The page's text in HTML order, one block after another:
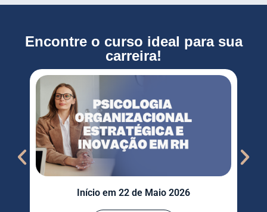
Encontre o curso ideal para sua
carreira!
Início em 22 de Maio 2026